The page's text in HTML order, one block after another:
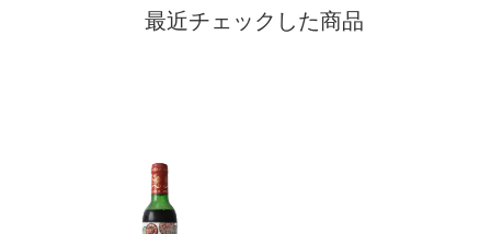
最近チェックした商品